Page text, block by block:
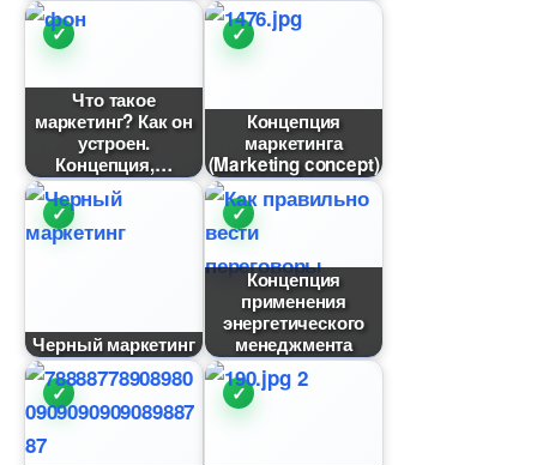
Что такое
маркетинг? Как он
устроен.
Концепция,
Концепция
маркетинга
(Marketing concept)
Черный маркетин
Концепция
применения
энергетического
менеджмента